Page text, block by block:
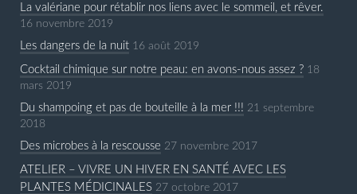
La valériane pour rétablir nos liens avec le sommeil, et rêver.
16 novembre 2019
Les dangers de la nuit 16 août 2019
Cocktail chimique sur notre peau: en avons-nous assez ? 18
mars 2019
Du shampoing et pas de bouteille à la mer !!! 21 septembre
2018
Des microbes à la rescousse 27 novembre 2017
ATELIER – VIVRE UN HIVER EN SANTÉ AVEC LES
PLANTES MÉDICINALES 27 octobre 2017